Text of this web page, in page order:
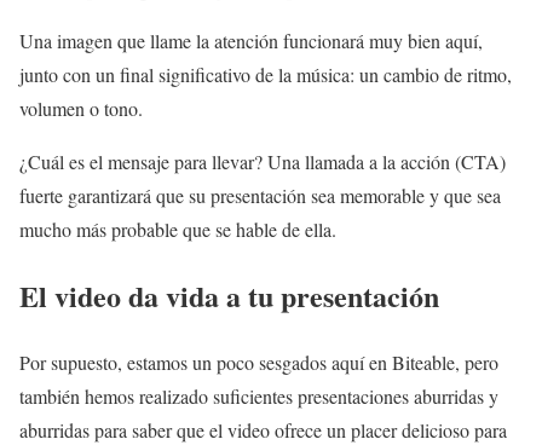
Una imagen que llame la atención funcionará muy bien aquí,
junto con un final significativo de la música: un cambio de ritmo,
volumen o tono.
¿Cuál es el mensaje para llevar? Una llamada a la acción (CTA)
fuerte garantizará que su presentación sea memorable y que sea
mucho más probable que se hable de ella.
El video da vida a tu presentación
Por supuesto, estamos un poco sesgados aquí en Biteable, pero
también hemos realizado suficientes presentaciones aburridas y
aburridas para saber que el video ofrece un placer delicioso para